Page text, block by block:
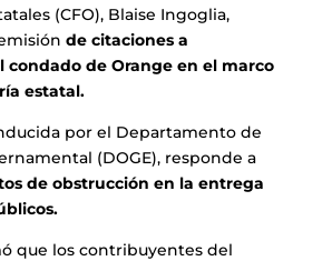
(CFO), Blaise Ingoglia,
de citaciones a
condado de Orange en el marco
estatal.
por el Departamento de
(DOGE), responde a
de obstrucción en la entrega
que los contribuyentes del